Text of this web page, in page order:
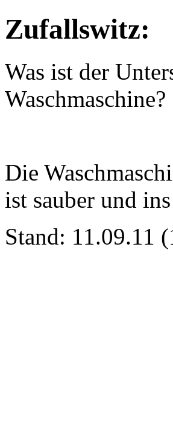
Zufallswitz:
Was ist der
Waschmaschine?
Die
ist sauber und
Stand: 11.09.11